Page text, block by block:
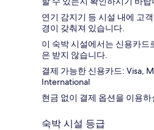
연기 감지기 등 시설 내에 고
경이 갖춰져 있습니다.
이 숙박 시설에서는 신용카드
은 받지 않습니다.
결제 가능한 신용카드: Visa,
International
현금 없이 결제 옵션을 이용
숙박 시설 등급